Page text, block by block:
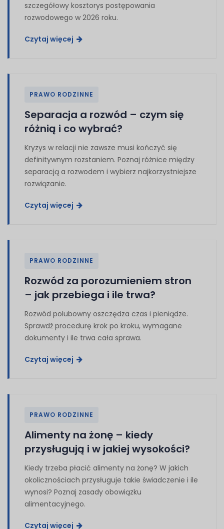
szczegółowy kosztorys postępowania
rozwodowego w 2026 roku.
Czytaj więcej
PRAWO RODZINNE
Separacja a rozwód – czym się
różnią i co wybrać?
Kryzys w relacji nie zawsze musi kończyć się
definitywnym rozstaniem. Poznaj różnice między
separacją a rozwodem i wybierz najkorzystniejsze
rozwiązanie.
Czytaj więcej
PRAWO RODZINNE
Rozwód za porozumieniem stron
– jak przebiega i ile trwa?
Rozwód polubowny oszczędza czas i pieniądze.
Sprawdź procedurę krok po kroku, wymagane
dokumenty i ile trwa cała sprawa.
Czytaj więcej
PRAWO RODZINNE
Alimenty na żonę – kiedy
przysługują i w jakiej wysokości?
Kiedy trzeba płacić alimenty na żonę? W jakich
okolicznościach przysługuje takie świadczenie i ile
wynosi? Poznaj zasady obowiązku
alimentacyjnego.
Czytaj więcej